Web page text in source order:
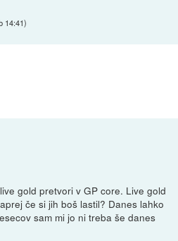
14:41)
gold pretvori v GP core. Live gold
če si jih boš lastil? Danes lahko
sam mi jo ni treba še danes